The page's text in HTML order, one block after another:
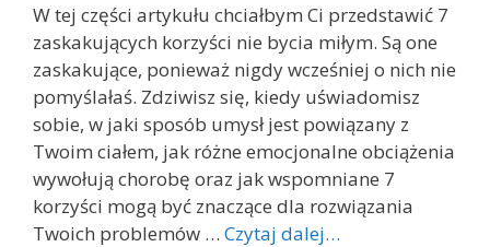
W tej części artykułu chciałbym Ci przedstawić 7
zaskakujących korzyści nie bycia miłym. Są one
zaskakujące, ponieważ nigdy wcześniej o nich nie
pomyślałaś. Zdziwisz się, kiedy uświadomisz
sobie, w jaki sposób umysł jest powiązany z
Twoim ciałem, jak różne emocjonalne obciążenia
wywołują chorobę oraz jak wspomniane 7
korzyści mogą być znaczące dla rozwiązania
Twoich problemów … Czytaj dalej…